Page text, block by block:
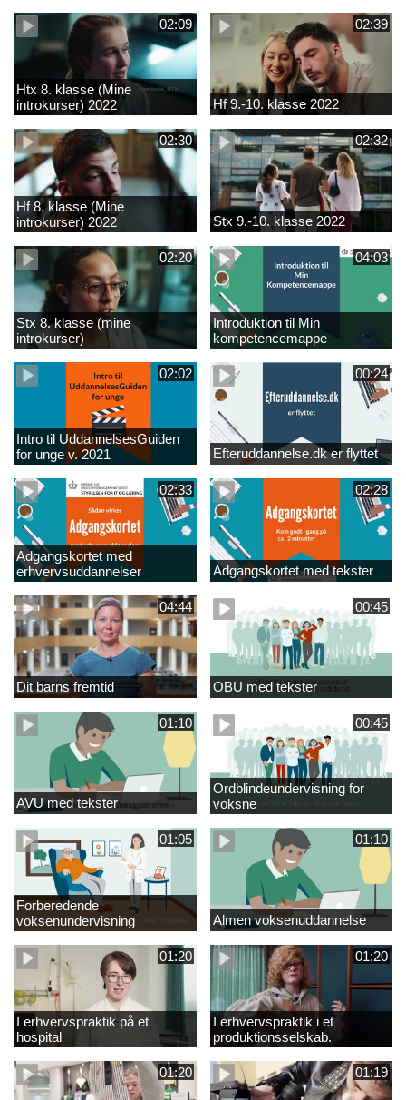
02:09
Htx 8. klasse (Mine
introkurser) 2022
02:39
Hf 9.-10. klasse 2022
02:30
Hf 8. klasse (Mine
introkurser) 2022
02:32
Stx 9.-10. klasse 2022
02:20
Stx 8. klasse (mine
introkurser)
04:03
Introduktion til Min
kompetencemappe
02:02
Intro til UddannelsesGuiden
for unge v. 2021
00:24
Efteruddannelse.dk er flyttet
02:33
Adgangskortet med
erhvervsuddannelser
02:28
Adgangskortet med tekster
04:44
Dit barns fremtid
00:45
OBU med tekster
01:10
AVU med tekster
00:45
Ordblindeundervisning for
voksne
01:05
Forberedende
voksenundervisning
01:10
Almen voksenuddannelse
01:20
I erhvervspraktik på et
hospital
01:20
I erhvervspraktik i et
produktionsselskab.
01:20 01:19